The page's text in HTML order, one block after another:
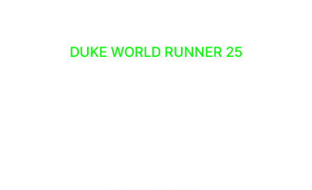
DUKE WORLD RUNNER 25